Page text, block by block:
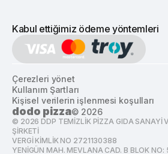
Kabul ettiğimiz ödeme yöntemleri
dodo pizza© 2026
Kişisel verilerin işlenmesi koşulları
Kullanım Şartları
Çerezleri yönet
© 2026 DDP TEMİZLİK PİZZA GIDA SANAYİ
ŞİRKETİ
VERGİ KİMLİK NO 2721130388
YENİGÜN MAH. MEVLANA CAD. B BLOK